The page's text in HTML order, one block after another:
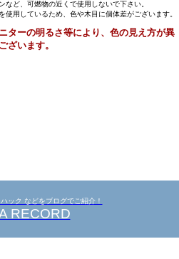
など、可燃物の近くで使用しないで下さい。
使用しているため、色や木目に個体差がございます。
ターの明るさ等により、色の見え方が異
ざいます。
ック などをブログでご紹介！
RECORD